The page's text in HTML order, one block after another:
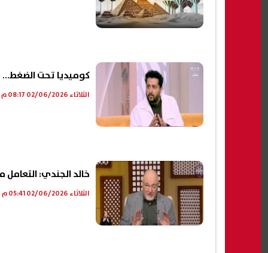
كوميديا تحت الضغط…
الثلاثاء 02/06/2026 08:17 م
خالد الجندي:
الثلاثاء 02/06/2026 05:41 م